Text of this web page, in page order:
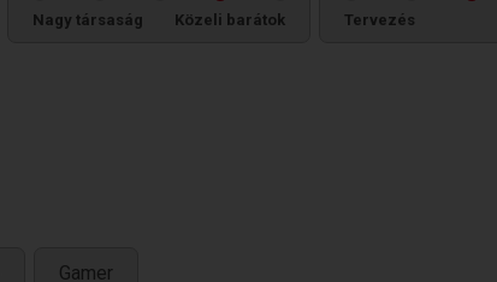
Nagy társaság Közeli barátok Tervezés
Gamer